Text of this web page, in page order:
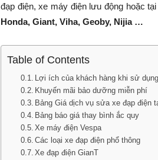
đạp điện, xe máy điện lưu động hoặc
Honda, Giant, Viha, Geoby, Nijia …
Table of Contents
Lợi ích của khách hàng khi sử
Khuyến mãi bảo dưỡng miễn phí
Bảng Giá dịch vụ sửa xe đạp điện
Bảng báo giá thay bình ắc quy
Xe máy điện Vespa
Các loại xe đạp điện phổ thông
Xe đạp điện GianT